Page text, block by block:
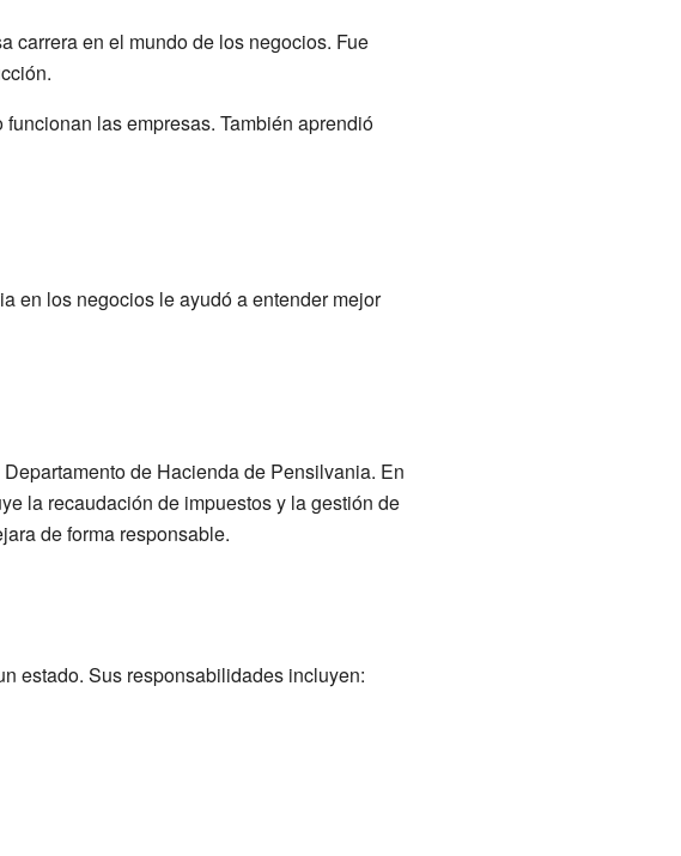
carrera en el mundo de los negocios. Fue
las empresas. También aprendió
en los negocios le ayudó a entender mejor
de Hacienda de Pensilvania. En
la recaudación de impuestos y la gestión de
de forma responsable.
estado. Sus responsabilidades incluyen: